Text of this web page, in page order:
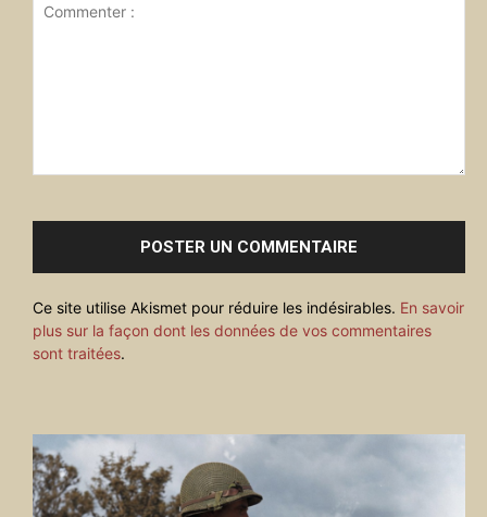
Ce site utilise Akismet pour réduire les indésirables. En savoir
plus sur la façon dont les données de vos commentaires
sont traitées.